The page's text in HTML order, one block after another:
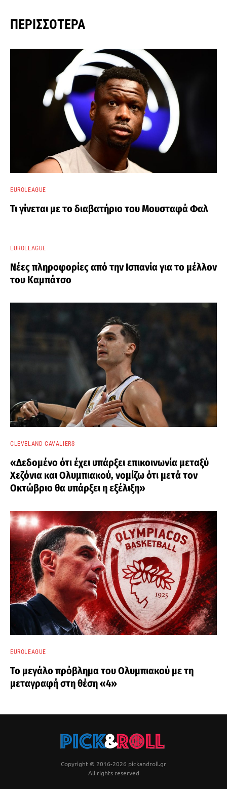
ΠΕΡΙΣΣΌΤΕΡΑ
EUROLEAGUE
Τι γίνεται με το διαβατήριο του Μουσταφά Φαλ
EUROLEAGUE
Νέες πληροφορίες από την Ισπανία για το μέλλον
του Καμπάτσο
CLEVELAND CAVALIERS
«Δεδομένο ότι έχει υπάρξει επικοινωνία μεταξύ
Χεζόνια και Ολυμπιακού, νομίζω ότι μετά τον
Οκτώβριο θα υπάρξει η εξέλιξη»
EUROLEAGUE
Το μεγάλο πρόβλημα του Ολυμπιακού με τη
μεταγραφή στη θέση «4»
Copyright © 2016-2026 pickandroll.gr
All rights reserved